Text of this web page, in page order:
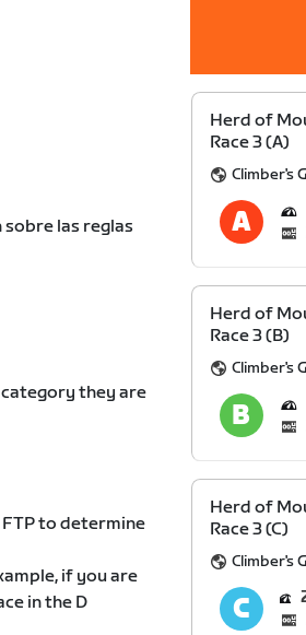
las reglas
they are
to determine
if you are
in the D
Herd of
Race 3 (A)
Climber's
Herd of
Race 3 (B)
Climber's
Herd of
Race 3 (C)
Climber's